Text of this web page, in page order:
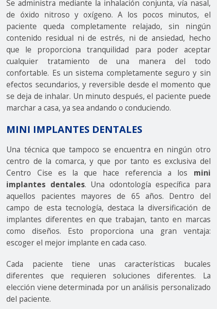
Se administra mediante la inhalación conjunta, vía nasal,
de óxido nitroso y oxígeno. A los pocos minutos, el
paciente queda completamente relajado, sin ningún
contenido residual ni de estrés, ni de ansiedad, hecho
que le proporciona tranquilidad para poder aceptar
cualquier tratamiento de una manera del todo
confortable. Es un sistema completamente seguro y sin
efectos secundarios, y reversible desde el momento que
se deja de inhalar. Un minuto después, el paciente puede
marchar a casa, ya sea andando o conduciendo.
MINI IMPLANTES DENTALES
Una técnica que tampoco se encuentra en ningún otro
centro de la comarca, y que por tanto es exclusiva del
Centro Cise es la que hace referencia a los mini
implantes dentales. Una odontología específica para
aquellos pacientes mayores de 65 años. Dentro del
campo de esta tecnología, destaca la diversificación de
implantes diferentes en que trabajan, tanto en marcas
como diseños. Esto proporciona una gran ventaja:
escoger el mejor implante en cada caso.
Cada paciente tiene unas características bucales
diferentes que requieren soluciones diferentes. La
elección viene determinada por un análisis personalizado
del paciente.